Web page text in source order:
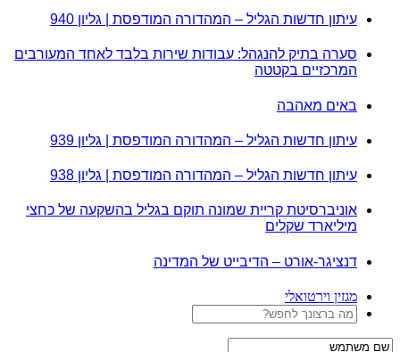
עיתון חדשות הגליל – המהדורה המודפסת | גליון 940
סערה בתיק להנגהל: עבודות שירות בלבד לאחד המעורבים
המרכזיים בקטטה
באים מאהבה
עיתון חדשות הגליל – המהדורה המודפסת | גליון 939
עיתון חדשות הגליל – המהדורה המודפסת | גליון 938
אוניברסיטת קריית שמונה תוקם בגליל בהשקעה של כחצי
מיליארד שקלים
דנציגר-אורט – הדיבייט של המדינה
מגזין וירטואלי